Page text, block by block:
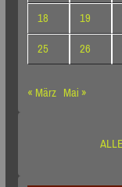
18
19
25
26
« März Mai »